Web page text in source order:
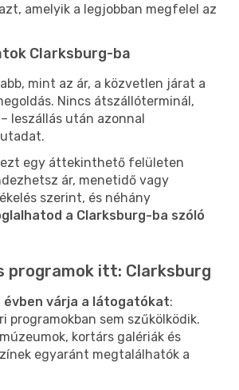
amelyik a legjobban megfelel az
Clarksburg-ba
mint az ár, a közvetlen járat a
Nincs átszállóterminál,
leszállás után azonnal
egy áttekinthető felületen
ár, menetidő vagy
szerint, és néhány
a Clarksburg-ba szóló
programok itt: Clarksburg
évben várja a látogatókat:
programokban sem szűkölködik.
kortárs galériák és
egyaránt megtalálhatók a